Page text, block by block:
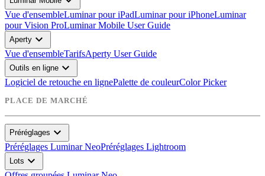
Vue d'ensembleLuminar pour iPadLuminar pour iPhoneLuminar
pour Vision ProLuminar Mobile User Guide
Aperty expand_more
Vue d'ensembleTarifsAperty User Guide
Outils en ligne expand_more
Logiciel de retouche en lignePalette de couleurColor Picker
PLACE DE MARCHÉ
Préréglages expand_more
Préréglages Luminar NeoPréréglages Lightroom
Lots expand_more